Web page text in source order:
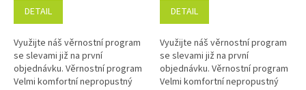
DETAIL
Využijte náš věrnostní program
se slevami již na první
objednávku. Věrnostní program
Velmi komfortní nepropustný
DETAIL
Využijte náš věrnostní program
se slevami již na první
objednávku. Věrnostní program
Velmi komfortní nepropustný